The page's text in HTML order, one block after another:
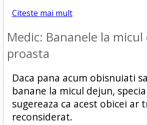
Citeste mai mult
Medic: Bananele la
proasta
Daca pana acum obisnuiati
banane la micul dejun,
sugereaza ca acest obicei ar
reconsiderat.